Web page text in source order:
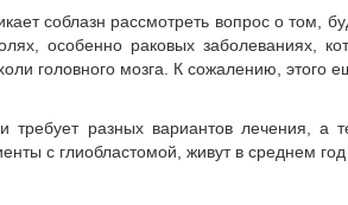
соблазн рассмотреть вопрос о том,
особенно раковых заболеваниях,
головного мозга. К сожалению, этого
разных вариантов лечения, а
с глиобластомой, живут в среднем год